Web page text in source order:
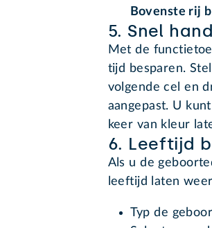
Bovenste rij
5. Snel
Met de
tijd besparen.
volgende cel en
aangepast. U
keer van kleur
6. Leeftijd
Als u de
leeftijd laten
Typ de